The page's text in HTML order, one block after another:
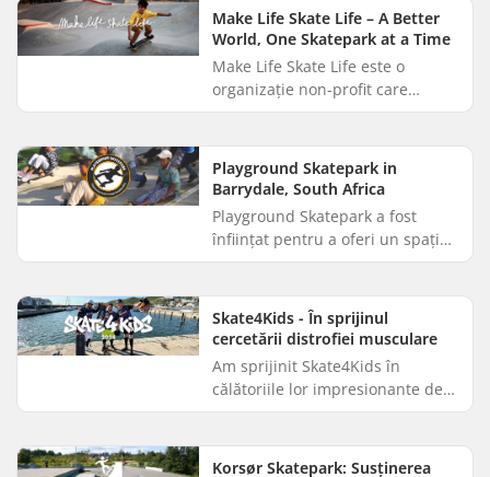
pent...
Make Life Skate Life – A Better
World, One Skatepark at a Time
Make Life Skate Life este o
organizație non-profit care
construiește skatepark-uri și
o activitate pozitivă pentru tine...
Playground Skatepark in
Barrydale, South Africa
Playground Skatepark a fost
înființat pentru a oferi un spațiu
de recreere sigur pentru copiii
250 km nord-est de Cap...
Skate4Kids - În sprijinul
cercetării distrofiei musculare
Am sprijinit Skate4Kids în
călătoriile lor impresionante de
longboarding pe distanțe lungi în
începând cu 2019. În aces...
Korsør Skatepark: Susținerea